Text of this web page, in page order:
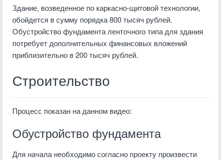
Здание, возведенное по каркасно-щитовой технологии,
обойдется в сумму порядка 800 тысяч рублей.
Обустройство фундамента ленточного типа для здания
потребует дополнительных финансовых вложений
приблизительно в 200 тысяч рублей.
Строительство
Процесс показан на данном видео:
Обустройство фундамента
Для начала необходимо согласно проекту произвести